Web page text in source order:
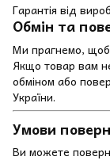
Гарантія від
Обмін та
Ми прагнемо,
Якщо товар вам
обміном або
України.
Умови
Ви можете